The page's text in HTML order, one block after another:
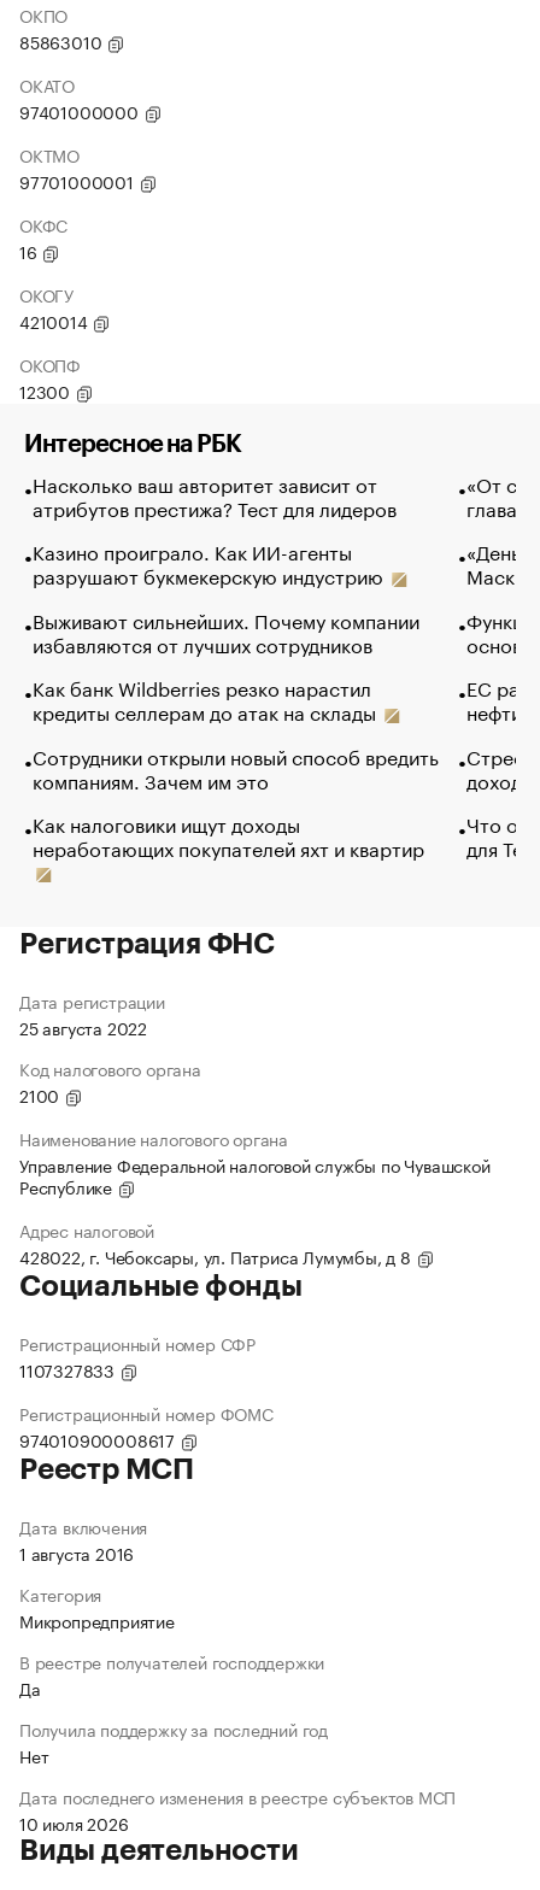
ОКПО
85863010
ОКАТО
97401000000
ОКТМО
97701000001
ОКФС
16
ОКОГУ
4210014
ОКОПФ
12300
Интересное на РБК
Насколько ваш авторитет зависит от
атрибутов престижа? Тест для лидеров
Казино проиграло. Как ИИ-агенты
разрушают букмекерскую индустрию
Выживают сильнейших. Почему компании
избавляются от лучших сотрудников
Как банк Wildberries резко нарастил
кредиты селлерам до атак на склады
Сотрудники открыли новый способ вредить
компаниям. Зачем им это
Как налоговики ищут доходы
неработающих покупателей яхт и квартир
«От
глава
Маск в
основ
ЕС
нефти
Что
для
Регистрация ФНС
Дата регистрации
25 августа 2022
Код налогового органа
2100
Наименование налогового органа
Управление Федеральной налоговой службы по Чувашской
Республике
Адрес налоговой
428022, г. Чебоксары, ул. Патриса Лумумбы, д 8
Социальные фонды
Регистрационный номер СФР
1107327833
Регистрационный номер ФОМС
974010900008617
Реестр МСП
Дата включения
1 августа 2016
Категория
Микропредприятие
В реестре получателей господдержки
Да
Получила поддержку за последний год
Нет
Дата последнего изменения в реестре субъектов МСП
10 июля 2026
Виды деятельности